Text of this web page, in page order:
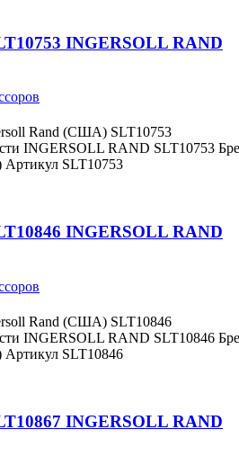
INGERSOLL RAND
Rand (США) SLT10753
INGERSOLL RAND SLT10753
SLT10753
INGERSOLL RAND
Rand (США) SLT10846
INGERSOLL RAND SLT10846
SLT10846
INGERSOLL RAND